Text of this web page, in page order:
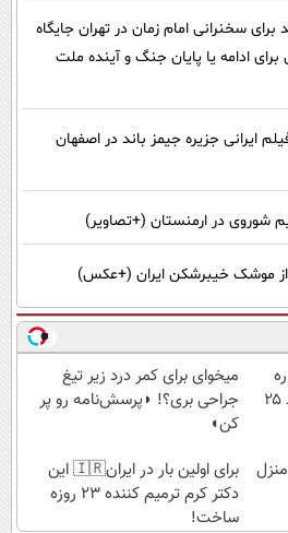
سخنرانی امام زمان در تهران جایگاه
ادامه یا پایان جنگ و آینده ملت
ایرانی جزیره جیمز باند در اصفهان
در ارمنستان (+تصاویر)
موشک خیبرشکن ایران (+عکس)
ایمپلنت تهران پر کنید ! | فقط ۲۵
میخوای برای کمر درد زیر تیغ
جراحی بری؟! ◗پرسش‌نامه رو پر
کن◖
برای اولین بار در ایران🇮🇷 این
دکتر کرم ترمیم کننده 23 روزه
ساخت!